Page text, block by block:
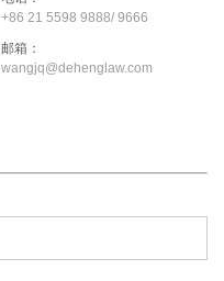
+86 21 5598 9888/ 9666
邮箱：
wangjq@dehenglaw.com